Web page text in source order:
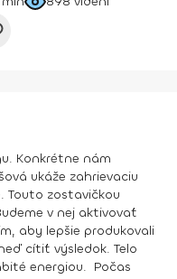
Konkrétne nám
ukáže zahrievaciu
Touto zostavičkou
v nej aktivovať
aby lepšie produkovali
cítiť výsledok. Telo
energiou. Počas